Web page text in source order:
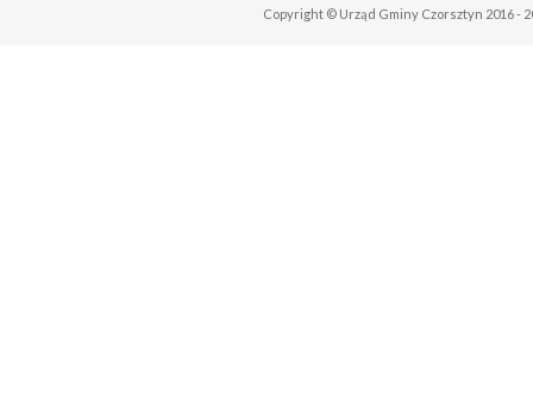
Copyright © Urząd Gminy Czorsztyn 2016 -